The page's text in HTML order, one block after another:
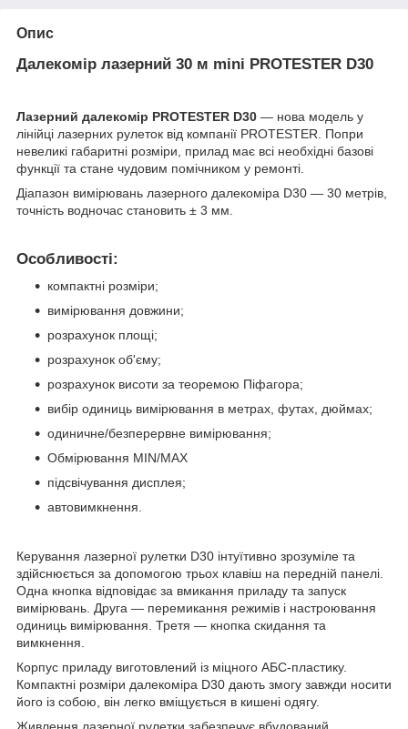
Опис
Далекомір лазерний 30 м mini PROTESTER D30
Лазерний далекомір PROTESTER D30 — нова модель у
лінійці лазерних рулеток від компанії PROTESTER. Попри
невеликі габаритні розміри, прилад має всі необхідні базові
функції та стане чудовим помічником у ремонті.
Діапазон вимірювань лазерного далекоміра D30 — 30 метрів,
точність водночас становить ± 3 мм.
Особливості:
компактні розміри;
вимірювання довжини;
розрахунок площі;
розрахунок об'єму;
розрахунок висоти за теоремою Піфагора;
вибір одиниць вимірювання в метрах, футах, дюймах;
одиничне/безперервне вимірювання;
Обмірювання MIN/MAX
підсвічування дисплея;
автовимкнення.
Керування лазерної рулетки D30 інтуїтивно зрозуміле та
здійснюється за допомогою трьох клавіш на передній панелі.
Одна кнопка відповідає за вмикання приладу та запуск
вимірювань. Друга — перемикання режимів і настроювання
одиниць вимірювання. Третя — кнопка скидання та
вимкнення.
Корпус приладу виготовлений із міцного АБС-пластику.
Компактні розміри далекоміра D30 дають змогу завжди носити
його із собою, він легко вміщується в кишені одягу.